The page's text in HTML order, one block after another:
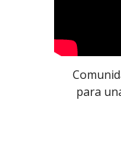
para